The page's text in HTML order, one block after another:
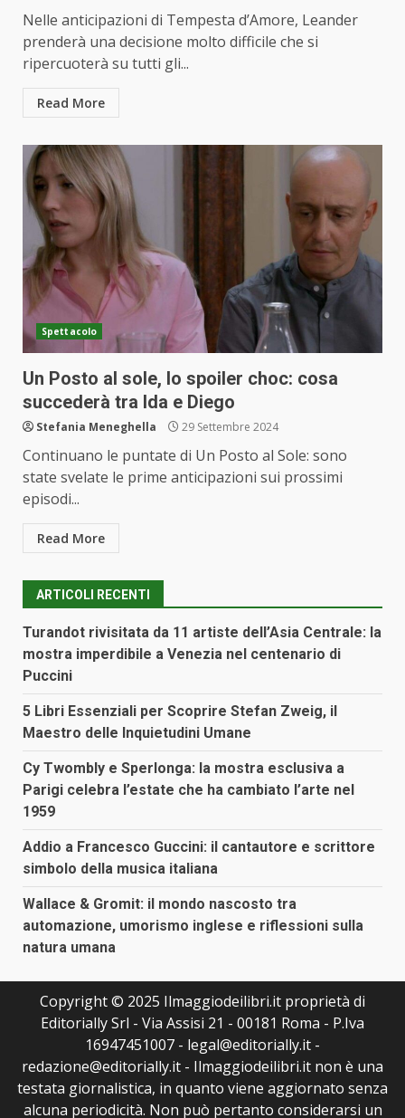
Nelle anticipazioni di Tempesta d’Amore, Leander
prenderà una decisione molto difficile che si
ripercuoterà su tutti gli...
Read More
Spettacolo
Un Posto al sole, lo spoiler choc: cosa
succederà tra Ida e Diego
Stefania Meneghella 29 Settembre 2024
Continuano le puntate di Un Posto al Sole: sono
state svelate le prime anticipazioni sui prossimi
episodi...
Read More
ARTICOLI RECENTI
Turandot rivisitata da 11 artiste dell’Asia Centrale: la
mostra imperdibile a Venezia nel centenario di
Puccini
5 Libri Essenziali per Scoprire Stefan Zweig, il
Maestro delle Inquietudini Umane
Cy Twombly e Sperlonga: la mostra esclusiva a
Parigi celebra l’estate che ha cambiato l’arte nel
1959
Addio a Francesco Guccini: il cantautore e scrittore
simbolo della musica italiana
Wallace & Gromit: il mondo nascosto tra
automazione, umorismo inglese e riflessioni sulla
natura umana
Copyright © 2025 Ilmaggiodeilibri.it proprietà di
Editorially Srl - Via Assisi 21 - 00181 Roma - P.Iva
16947451007 - legal@editorially.it -
redazione@editorially.it - Ilmaggiodeilibri.it non è una
testata giornalistica, in quanto viene aggiornato senza
alcuna periodicità. Non può pertanto considerarsi un